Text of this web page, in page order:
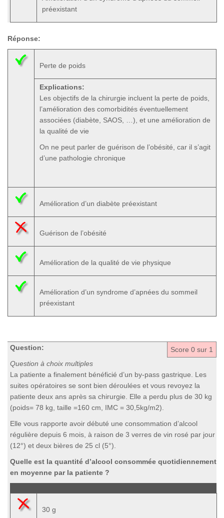
préexistant
Réponse:
Perte de poids
Explications:
Les objectifs de la chirurgie incluent la perte de poids,
l’amélioration des comorbidités éventuellement
associées (diabète, SAOS, …), et une amélioration de
la qualité de vie
On ne peut parler de guérison de l’obésité, car il s’agit
d’une pathologie chronique
Amélioration d’un diabète préexistant
Guérison de l’obésité
Amélioration de la qualité de vie physique
Amélioration d’un syndrome d’apnées du sommeil
préexistant
Score 0 sur 1
Question:
Question à choix multiples
La patiente a finalement bénéficié d’un by-pass gastrique. Les
suites opératoires se sont bien déroulées et vous revoyez la
patiente deux ans après sa chirurgie. Elle a perdu plus de 30 kg
(poids= 78 kg, taille =160 cm, IMC = 30,5kg/m2).
Elle vous rapporte avoir débuté une consommation d’alcool
régulière depuis 6 mois, à raison de 3 verres de vin rosé par jour
(12°) et deux bières de 25 cl (5°).
Quelle est la quantité d’alcool consommée quotidiennement
en moyenne par la patiente ?
30 g